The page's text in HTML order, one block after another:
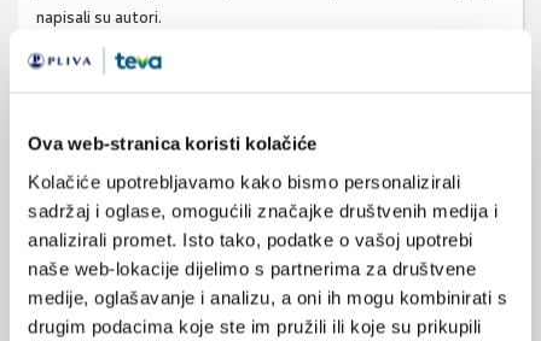
Ova web-stranica koristi kolačiće
Kolačiće upotrebljavamo kako bismo personalizirali
sadržaj i oglase, omogućili značajke društvenih medija i
analizirali promet. Isto tako, podatke o vašoj upotrebi
naše web-lokacije dijelimo s partnerima za društvene
medije, oglašavanje i analizu, a oni ih mogu kombinirati s
drugim podacima koje ste im pružili ili koje su prikupili
napisali su autori.
Izvor:Am J Obstet Gynecol. 2024 Oct 29:S0002-
postporođajna depresija
postpartalna depresija
carski rez
SVIĐA
MI SE
POVRATAK